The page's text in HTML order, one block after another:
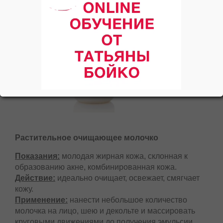
Растительное очищающее молочко
Показания: молодая жирная кожа, склонная к
образованию акне, комбинированная кожа.
Действие: идеально очищает, освежает, смягчает
кожу.
Применение: нанести небольшое количество
молочка на лицо, шею и декольте и массировать